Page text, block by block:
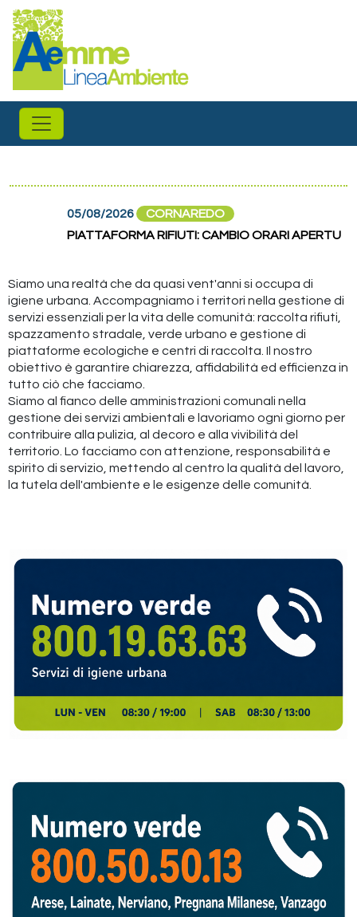
Salta al contenuto principale
05/08/2026
CORNAREDO
PIATTAFORMA RIFIUTI: CAMBIO ORARI APERTURA
Siamo una realtà che da quasi vent'anni si occupa di
igiene urbana. Accompagniamo i territori nella gestione di
servizi essenziali per la vita delle comunità: raccolta rifiuti,
spazzamento stradale, verde urbano e gestione di
piattaforme ecologiche e centri di raccolta. Il nostro
obiettivo è garantire chiarezza, affidabilità ed efficienza in
tutto ciò che facciamo.
Siamo al fianco delle amministrazioni comunali nella
gestione dei servizi ambientali e lavoriamo ogni giorno per
contribuire alla pulizia, al decoro e alla vivibilità del
territorio. Lo facciamo con attenzione, responsabilità e
spirito di servizio, mettendo al centro la qualità del lavoro,
la tutela dell'ambiente e le esigenze delle comunità.